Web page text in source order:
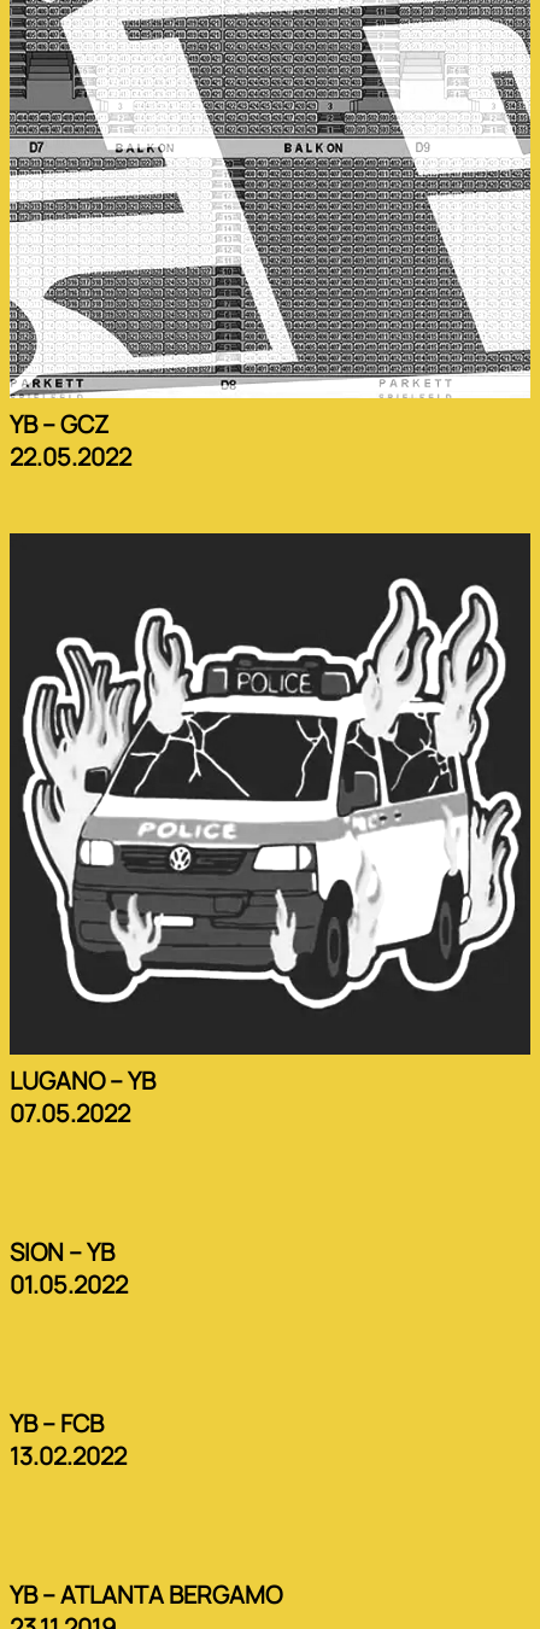
YB – GCZ
22.05.2022
LUGANO – YB
07.05.2022
SION – YB
01.05.2022
YB – FCB
13.02.2022
YB – ATLANTA BERGAMO